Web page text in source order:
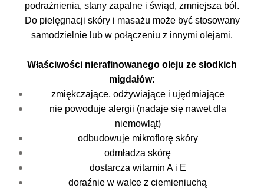
podrażnienia, stany zapalne i świąd, zmniejsza ból.
Do pielęgnacji skóry i masażu może być stosowany
samodzielnie lub w połączeniu z innymi olejami.
Właściwości nierafinowanego oleju ze słodkich
migdałów:
zmiękczające, odżywiające i ujędrniające
nie powoduje alergii (nadaje się nawet dla
niemowląt)
odbudowuje mikroflorę skóry
odmładza skórę
dostarcza witamin A i E
doraźnie w walce z ciemieniuchą